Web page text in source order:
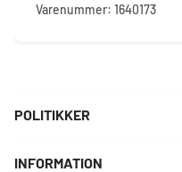
Varenummer: 1640173
POLITIKKER
INFORMATION